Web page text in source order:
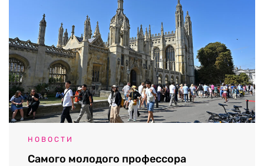
НОВОСТИ
Самого молодого профессора